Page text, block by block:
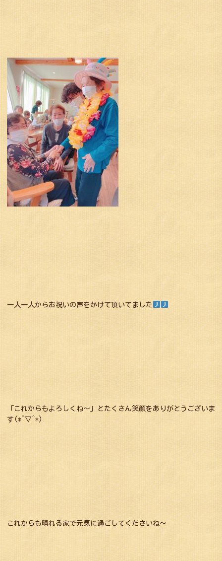
一人一人からお祝いの声をかけて頂いてました
「これからもよろしくね～」とたくさん笑顔をありがとうございま
す(*^▽^*)
これからも晴れる家で元気に過ごしてくださいね～